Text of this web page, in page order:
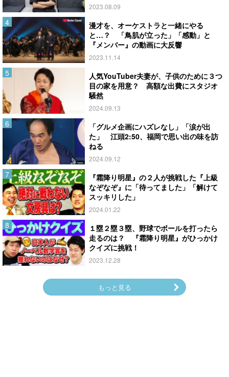
2023.08.09
漫才を、オーケストラと一緒にやる
と…？ 「鳥肌が立った」「感動」と
『メンバー』の動画に大反響
2023.11.14
人気YouTuber夫妻が、子供のために３つ
目の家を用意？ 高額な出費にスタジオ
騒然
2024.09.13
「グルメ企画にハズレなし」「涙が出
た」 江頭2:50、福岡で思い出の味を訪
ねる
2024.09.12
『霜降り明星』の２人が挑戦した『上級
なぞなぞ』に「待ってました」「解けて
スッキリした」
2024.01.22
１塁２塁３塁、野球でボールを打ったら
走るのは？ 『霜降り明星』がひっかけ
クイズに挑戦！
2023.12.28
もっと見る